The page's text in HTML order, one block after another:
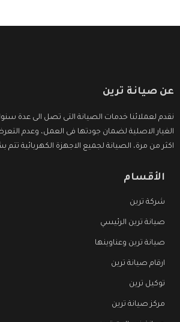
عن صيانة ترين
نقدم لعملائنا خدمات الصيانة التى تصل الى عدة
الغيار الاصلية لضمان جودتها فى العمل، وعدم
اكثر من مرة، الصيانة لجميع الاجهزة الكهربائية
الأقسام
شركة ترين
صيانة ترين الرئيسي
صيانة ترين وعناوينها
ارقام صيانة ترين
توكيل ترين
مركز صيانة ترين